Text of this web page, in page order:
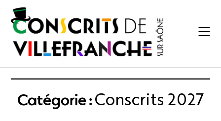
content
Catégorie :Conscrits 2027